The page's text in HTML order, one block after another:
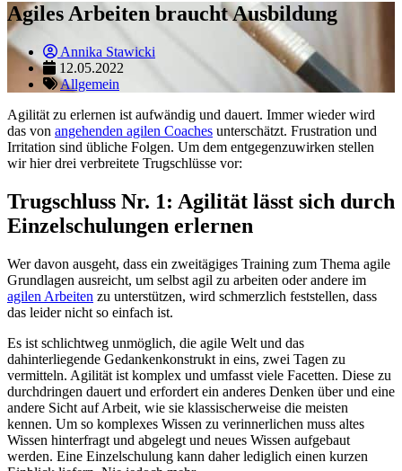
Agiles Arbeiten braucht Ausbildung
Annika Stawicki
12.05.2022
Allgemein
Agilität zu erlernen ist aufwändig und dauert. Immer wieder wird
das von angehenden agilen Coaches unterschätzt. Frustration und
Irritation sind übliche Folgen. Um dem entgegenzuwirken stellen
wir hier drei verbreitete Trugschlüsse vor:
Trugschluss Nr. 1: Agilität lässt sich durch
Einzelschulungen erlernen
Wer davon ausgeht, dass ein zweitägiges Training zum Thema agile
Grundlagen ausreicht, um selbst agil zu arbeiten oder andere im
agilen Arbeiten zu unterstützen, wird schmerzlich feststellen, dass
das leider nicht so einfach ist.
Es ist schlichtweg unmöglich, die agile Welt und das
dahinterliegende Gedankenkonstrukt in eins, zwei Tagen zu
vermitteln. Agilität ist komplex und umfasst viele Facetten. Diese zu
durchdringen dauert und erfordert ein anderes Denken über und eine
andere Sicht auf Arbeit, wie sie klassischerweise die meisten
kennen. Um so komplexes Wissen zu verinnerlichen muss altes
Wissen hinterfragt und abgelegt und neues Wissen aufgebaut
werden. Eine Einzelschulung kann daher lediglich einen kurzen